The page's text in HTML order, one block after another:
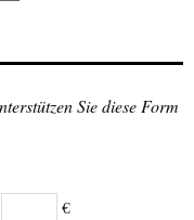
Sie diese Form
€